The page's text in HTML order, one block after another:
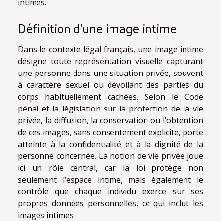
intimes.
Définition d’une image intime
Dans le contexte légal français, une image intime
désigne toute représentation visuelle capturant
une personne dans une situation privée, souvent
à caractère sexuel ou dévoilant des parties du
corps habituellement cachées. Selon le Code
pénal et la législation sur la protection de la vie
privée, la diffusion, la conservation ou l’obtention
de ces images, sans consentement explicite, porte
atteinte à la confidentialité et à la dignité de la
personne concernée. La notion de vie privée joue
ici un rôle central, car la loi protège non
seulement l’espace intime, mais également le
contrôle que chaque individu exerce sur ses
propres données personnelles, ce qui inclut les
images intimes.